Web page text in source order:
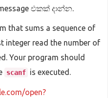
එකක් දාන්න.
that sums a sequence of
integer read the number of
Your program should
scanf is executed.
open?